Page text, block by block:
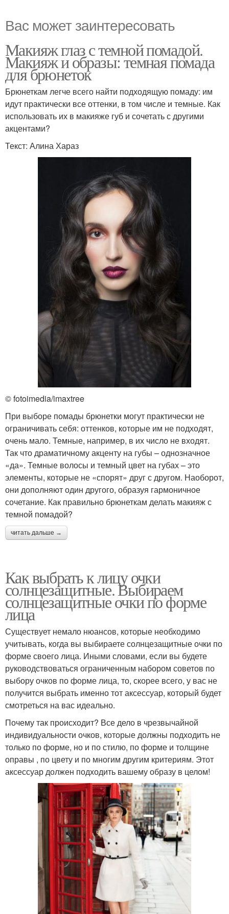
Вас может заинтересовать
Макияж глаз с темной помадой.
Макияж и образы: темная помада
для брюнеток
Брюнеткам легче всего найти подходящую помаду: им
идут практически все оттенки, в том числе и темные. Как
использовать их в макияже губ и сочетать с другими
акцентами?
Текст: Алина Хараз
© fotoimedia/imaxtree
При выборе помады брюнетки могут практически не
ограничивать себя: оттенков, которые им не подходят,
очень мало. Темные, например, в их число не входят.
Так что драматичному акценту на губы – однозначное
«да». Темные волосы и темный цвет на губах – это
элементы, которые не «спорят» друг с другом. Наоборот,
они дополняют один другого, образуя гармоничное
сочетание. Как правильно брюнеткам делать макияж с
темной помадой?
читать дальше →
Как выбрать к лицу очки
солнцезащитные. Выбираем
солнцезащитные очки по форме
лица
Существует немало нюансов, которые необходимо
учитывать, когда вы выбираете солнцезащитные очки по
форме своего лица. Иными словами, если вы будете
руководствоваться ограниченным набором советов по
выбору очков по форме лица, то, скорее всего, у вас не
получится выбрать именно тот аксессуар, который будет
смотреться на вас идеально.
Почему так происходит? Все дело в чрезвычайной
индивидуальности очков, которые должны подходить не
только по форме, но и по стилю, по форме и толщине
оправы , по цвету и по многим другим критериям. Этот
аксессуар должен подходить вашему образу в целом!